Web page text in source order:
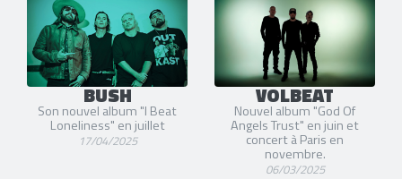
BUSH
Son nouvel album "I Beat
Loneliness" en juillet
17/04/2025
VOLBEAT
Nouvel album "God Of
Angels Trust" en juin et
concert à Paris en
novembre.
06/03/2025